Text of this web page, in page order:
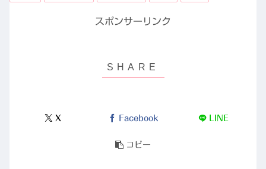
スポンサーリンク
X Facebook LINE
コピー